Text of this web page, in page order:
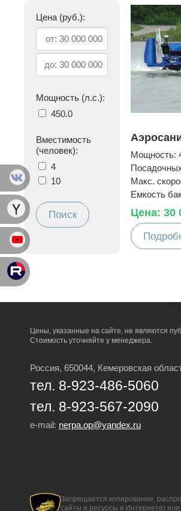
Цена (руб.):
Мощность (л.с.):
450.0
Вместимость
(человек):
4
10
Мощность:
Макс.
Емкость
Цена: 30
Цены, указанные на сайте, не являются
Стоимость уточняйте у менеджера.
Россия, 650044, Кемеровская
тел. 8-923-486-5060
тел. 8-923-567-2090
e-mail: nerpa.op@yandex.ru
Запрещается копирование,
сайты и ресурсы в Интернете)